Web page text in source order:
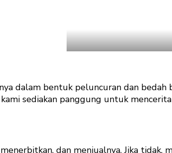
dalam bentuk peluncuran dan
sediakan panggung untuk
dan menjualnya. Jika